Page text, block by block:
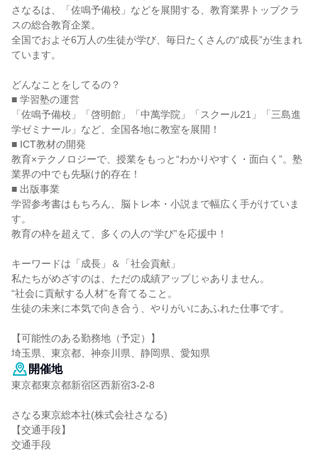
さなるは、「佐鳴予備校」などを展開する、教育業界トップクラ
スの総合教育企業。
全国でおよそ6万人の生徒が学び、毎日たくさんの“成長”が生まれ
ています。
どんなことをしてるの？
■ 学習塾の運営
「佐鳴予備校」「啓明館」「中萬学院」「スクール21」「三島進
学ゼミナール」など、全国各地に教室を展開！
■ ICT教材の開発
教育×テクノロジーで、授業をもっと“わかりやすく・面白く”。塾
業界の中でも先駆け的存在！
■ 出版事業
学習参考書はもちろん、脳トレ本・小説まで幅広く手がけていま
す。
教育の枠を超えて、多くの人の“学び”を応援中！
キーワードは「成長」＆「社会貢献」
私たちがめざすのは、ただの成績アップじゃありません。
“社会に貢献する人材”を育てること。
生徒の未来に本気で向き合う、やりがいにあふれた仕事です。
【可能性のある勤務地（予定）】
埼玉県、東京都、神奈川県、静岡県、愛知県
開催地
東京都東京都新宿区西新宿3-2-8
さなる東京総本社(株式会社さなる)
【交通手段】
交通手段